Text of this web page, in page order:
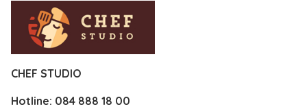
CHEF STUDIO
Hotline: 084 888 18 00